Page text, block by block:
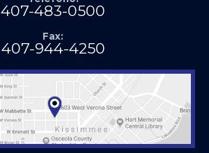
407-483-0500
Fax:
407-944-4250